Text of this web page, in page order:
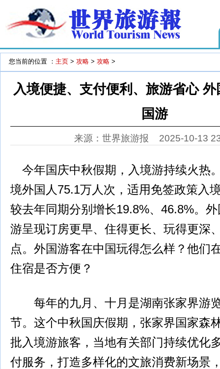
您当前的位置 ： 主页 > 攻略 > 攻略 >
入境便捷、支付便利、旅游省心
国游
来源：世界旅游报 2025-10-13
今年国庆中秋假期，入境游持续火热
境外国人75.1万人次，适用免签政策入
较去年同期分别增长19.8%、46.8%。
游呈现订房更早、住得更长、玩得更深
点。外国游客在中国玩得怎么样？他们
住宿是否方便？
每年的九月、十月是湖南张家界游
节。这个中秋国庆假期，张家界国家森
批入境游旅客，当地有关部门持续优化
付服务，打造多样化的文旅消费新场景